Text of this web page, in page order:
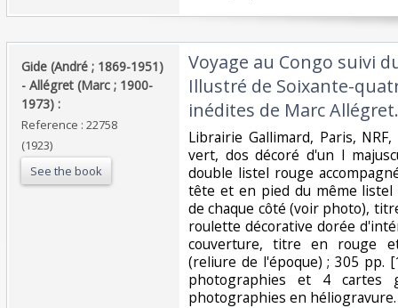
‎Gide (André ; 1869-1951)
- Allégret (Marc ; 1900-
1973) :‎
Reference : 22758
(1923)
See the book
‎Voyage au Congo suivi
Illustré de Soixante-
inédites de Marc Allégret.‎
‎Librairie Gallimard, Paris,
vert, dos décoré d'un I
double listel rouge
tête et en pied du même
de chaque côté (voir photo),
roulette décorative dorée
couverture, titre en rouge
(reliure de l'époque) ; 305 pp.
photographies et 4 cartes
photographies en héliogravure.‎